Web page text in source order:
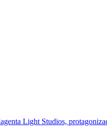
Light Studios,